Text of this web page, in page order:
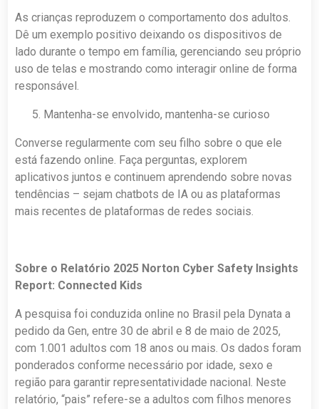
As crianças reproduzem o comportamento dos adultos.
Dê um exemplo positivo deixando os dispositivos de
lado durante o tempo em família, gerenciando seu próprio
uso de telas e mostrando como interagir online de forma
responsável.
Mantenha-se envolvido, mantenha-se curioso
Converse regularmente com seu filho sobre o que ele
está fazendo online. Faça perguntas, explorem
aplicativos juntos e continuem aprendendo sobre novas
tendências – sejam chatbots de IA ou as plataformas
mais recentes de plataformas de redes sociais.
Sobre o Relatório 2025 Norton Cyber Safety Insights
Report: Connected Kids
A pesquisa foi conduzida online no Brasil pela Dynata a
pedido da Gen, entre 30 de abril e 8 de maio de 2025,
com 1.001 adultos com 18 anos ou mais. Os dados foram
ponderados conforme necessário por idade, sexo e
região para garantir representatividade nacional. Neste
relatório, “pais” refere-se a adultos com filhos menores